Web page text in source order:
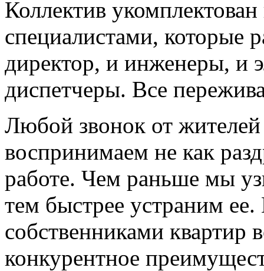
Коллектив
специалистами, которые
директор, и инженеры, и
диспетчеры. Все
Любой звонок от
воспринимаем не как
работе. Чем раньше мы
тем быстрее устраним
собственниками квартир
конкурентное